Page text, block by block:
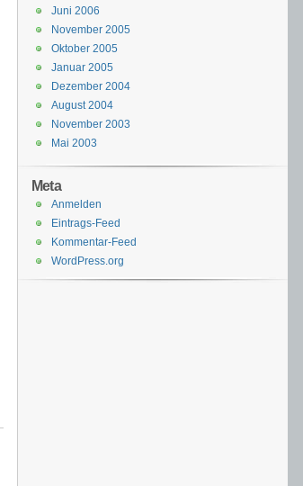
Juni 2006
November 2005
Oktober 2005
Januar 2005
Dezember 2004
August 2004
November 2003
Mai 2003
Meta
Anmelden
Eintrags-Feed
Kommentar-Feed
WordPress.org